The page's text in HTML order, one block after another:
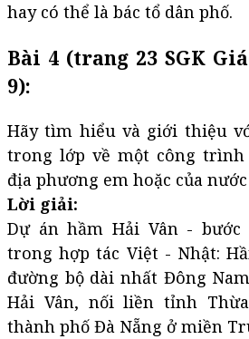
hay có thể là bác tổ dân phố.
Bài 4 (trang 23 SGK
9):
Hãy tìm hiểu và giới thiệu
trong lớp về một công trình
địa phương em hoặc của
Lời giải:
Dự án hầm Hải Vân - bước
trong hợp tác Việt - Nhật:
đường bộ dài nhất Đông
Hải Vân, nối liền tỉnh
thành phố Đà Nẵng ở miền